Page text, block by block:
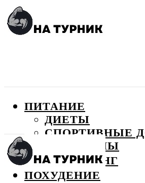
ПИТАНИЕ
ДИЕТЫ
СПОРТИВНЫЕ
ВИТАМИНЫ
БОДИБИЛДИНГ
ПОХУДЕНИЕ